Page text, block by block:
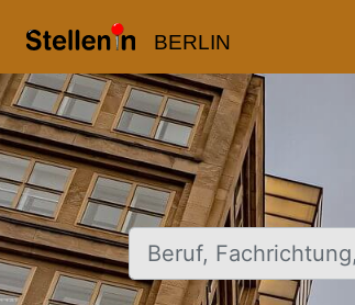
BERLIN
Beruf, Fachrichtung, Firma